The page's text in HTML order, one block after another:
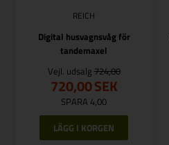
REICH
Digital husvagnsvåg för
tandemaxel
Vejl. udsalg 724,00
720,00SEK
SPARA 4,00